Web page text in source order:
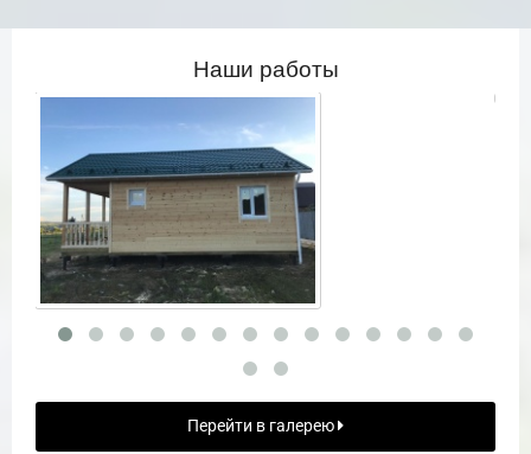
Наши работы
Перейти в галерею